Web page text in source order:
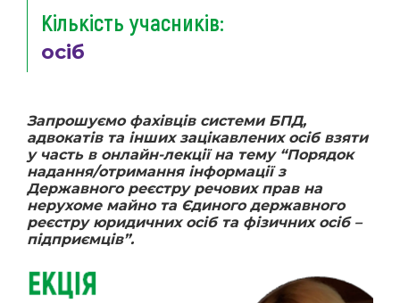
Кількість учасників:
осіб
Запрошуємо фахівців системи БПД,
адвокатів та інших зацікавлених осіб взяти
у часть в онлайн-лекції на тему “Порядок
надання/отримання інформації з
Державного реєстру речових прав на
нерухоме майно та Єдиного державного
реєстру юридичних осіб та фізичних осіб –
підприємців”.